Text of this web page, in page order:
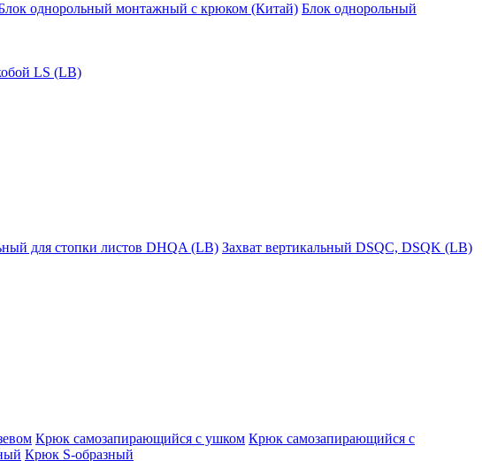
однорольный монтажный с крюком (Китай) Блок однорольный
LS (LB)
для стопки листов DHQA (LB) Захват вертикальный DSQC, DSQK (LB)
Крюк самозапирающийся с ушком Крюк самозапирающийся с
Крюк S-образный